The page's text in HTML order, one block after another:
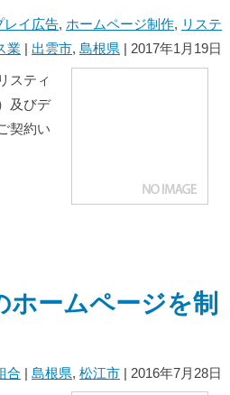
レイ広告, ホームページ制作, リステ
業 | 出雲市,島根県 | 2017年1月19日
スティ
及びデ
契約い
ホームページを制
合 |島根県,松江市 | 2016年7月28日